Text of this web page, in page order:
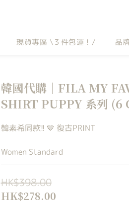
現貨專區 \３件包運！/ 品
韓國代購｜FILA MY
SHIRT PUPPY 系列
韓素希同款!! 🤎 復古PRINT
Women Standard
HK$398.00
HK$278.00